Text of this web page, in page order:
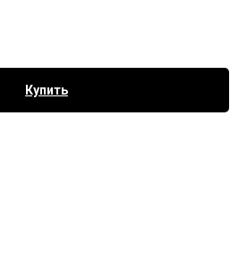
Купить